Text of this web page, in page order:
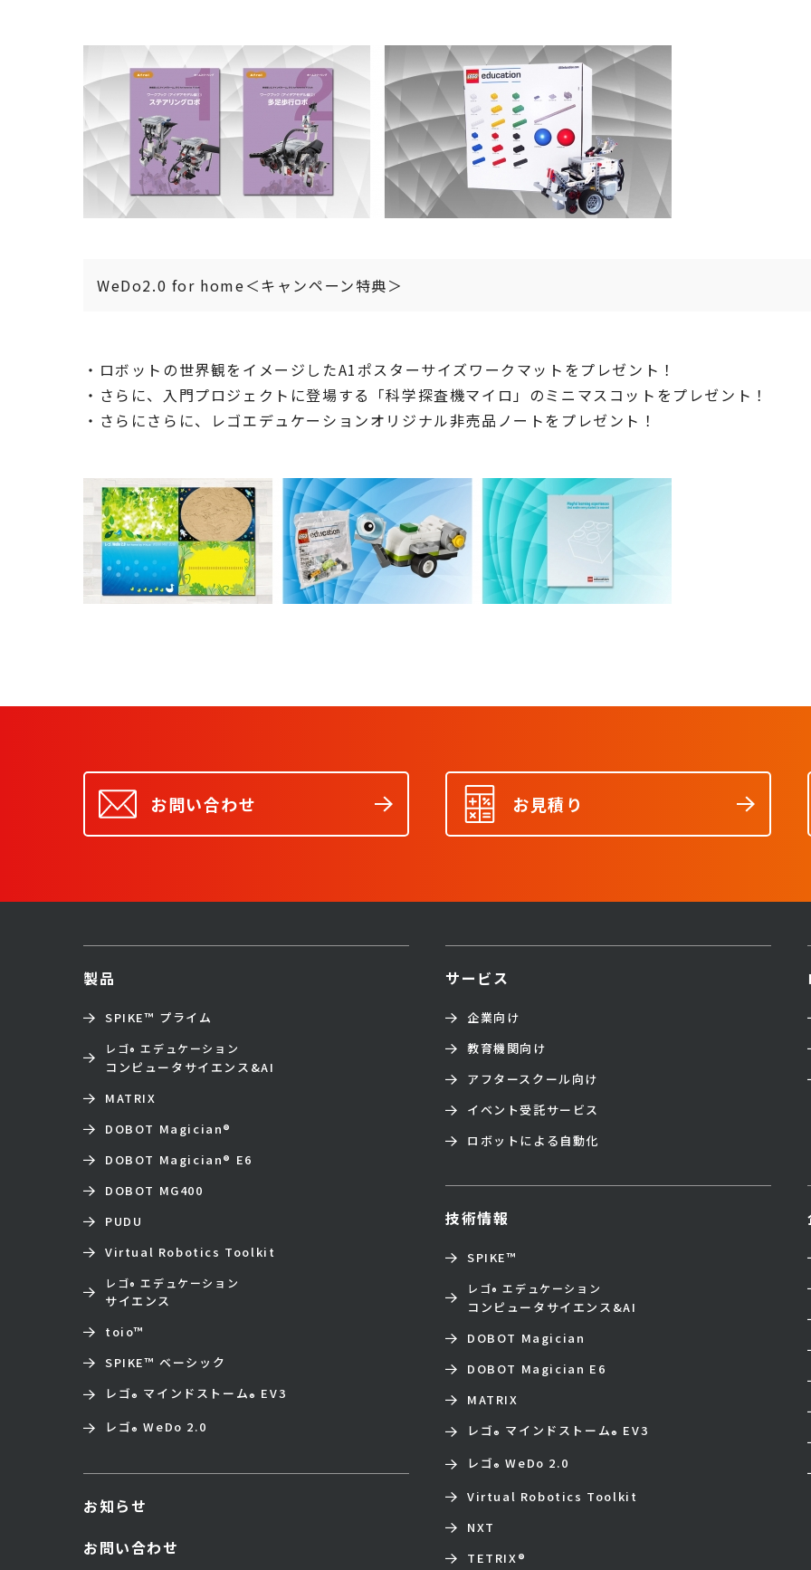
WeDo2.0 for home＜キャンペーン特典＞
・ロボットの世界観をイメージしたA1ポスターサイズワークマットをプレゼント！
・さらに、入門プロジェクトに登場する「科学探査機マイロ」のミニマスコットをプレゼント！
・さらにさらに、レゴエデュケーションオリジナル非売品ノートをプレゼント！
お問い合わせ お見積り
サービス
企業向け
教育機関向け
アフタースクール向け
イベント受託サービス
ロボットによる自動化
製品
SPIKE™ プライム
レゴ® エデュケーション
コンピュータサイエンス&AI
MATRIX
DOBOT Magician®
DOBOT Magician® E6
DOBOT MG400
PUDU
Virtual Robotics Toolkit
レゴ® エデュケーション
サイエンス
toio™
SPIKE™ ベーシック
レゴ® マインドストーム® EV3
レゴ® WeDo 2.0
技術情報
SPIKE™
レゴ® エデュケーション
コンピュータサイエンス&AI
DOBOT Magician
DOBOT Magician E6
MATRIX
レゴ® マインドストーム® EV3
レゴ® WeDo 2.0
Virtual Robotics Toolkit
NXT
TETRIX®
お知らせ
お問い合わせ